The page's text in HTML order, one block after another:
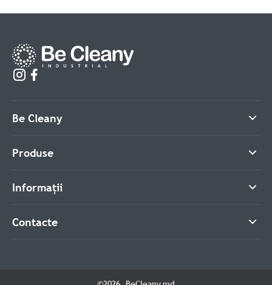
Be Cleany
Produse
Informații
Contacte